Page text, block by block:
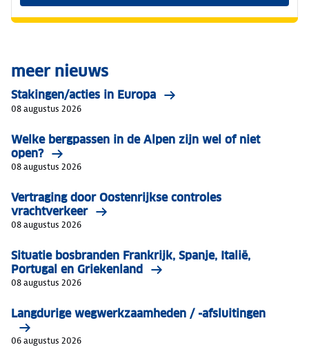
meer nieuws
Stakingen/acties in Europa
08 augustus 2026
Welke bergpassen in de Alpen zijn wel of niet
open?
08 augustus 2026
Vertraging door Oostenrijkse controles
vrachtverkeer
08 augustus 2026
Situatie bosbranden Frankrijk, Spanje, Italië,
Portugal en Griekenland
08 augustus 2026
Langdurige wegwerkzaamheden / -afsluitingen
06 augustus 2026